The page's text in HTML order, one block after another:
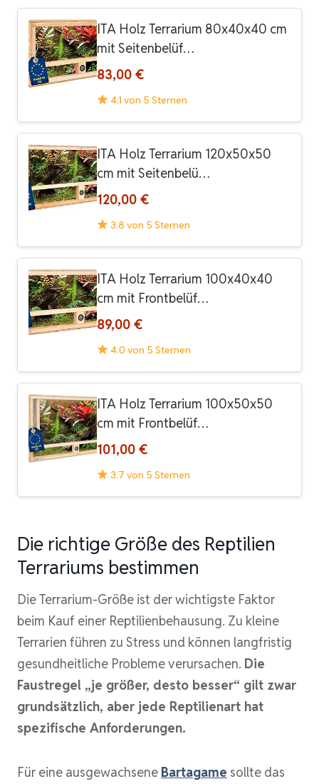
ITA Holz Terrarium 80x40x40 cm
mit Seitenbelüf…
83,00 €
4.1 von 5 Sternen
ITA Holz Terrarium 120x50x50
cm mit Seitenbelü…
120,00 €
3.8 von 5 Sternen
ITA Holz Terrarium 100x40x40
cm mit Frontbelüf…
89,00 €
4.0 von 5 Sternen
ITA Holz Terrarium 100x50x50
cm mit Frontbelüf…
101,00 €
3.7 von 5 Sternen
Die richtige Größe des Reptilien
Terrariums bestimmen
Die Terrarium-Größe ist der wichtigste Faktor
beim Kauf einer Reptilienbehausung. Zu kleine
Terrarien führen zu Stress und können langfristig
gesundheitliche Probleme verursachen. Die
Faustregel „je größer, desto besser“ gilt zwar
grundsätzlich, aber jede Reptilienart hat
spezifische Anforderungen.
Für eine ausgewachsene Bartagame sollte das